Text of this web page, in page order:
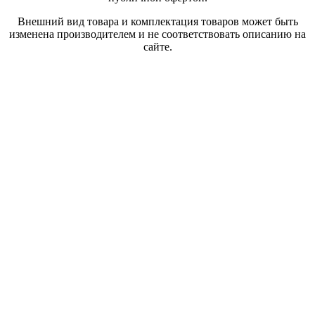
Внешний вид товара и комплектация товаров может быть
изменена производителем и не соответствовать описанию на
сайте.